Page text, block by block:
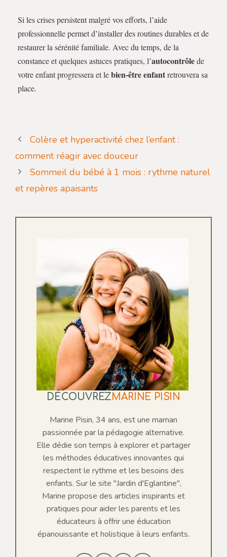
Si les crises persistent malgré vos efforts, l’aide
professionnelle permet d’installer des routines durables et de
restaurer la sérénité familiale. Avec du temps, de la
constance et quelques astuces pratiques, l’autocontrôlede
votre enfant progressera et lebien-être enfantretrouvera sa
place.
Colère et hyperactivité chez l’enfant :
comment réagir avec douceur
Sommeil du bébé à 1 mois : rythme naturel
et repères apaisants
DÉCOUVREZMARINE PISIN
Marine Pisin, 34 ans, est une maman
passionnée par la pédagogie alternative.
Elle dédie son temps à explorer et partager
les méthodes éducatives innovantes qui
respectent le rythme et les besoins des
enfants. Sur le site "Jardin d'Eglantine",
Marine propose des articles inspirants et
pratiques pour aider les parents et les
éducateurs à offrir une éducation
épanouissante et holistique à leurs enfants.